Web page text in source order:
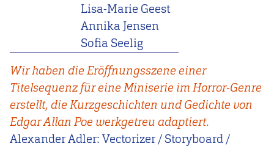
Lisa-Marie Geest
Annika Jensen
Sofia Seelig
Wir haben die Eröffnungsszene einer
Titelsequenz für eine Miniserie im Horror-Genre
erstellt, die Kurzgeschichten und Gedichte von
Edgar Allan Poe werkgetreu adaptiert.
Alexander Adler: Vectorizer / Storyboard /